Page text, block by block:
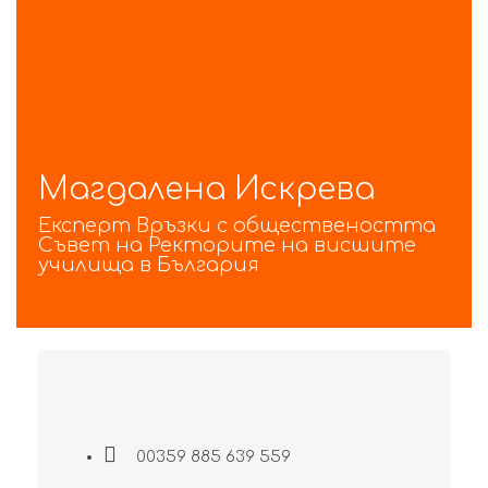
Магдалена Искрева
Експерт Връзки с обществеността
Съвет на Ректорите на висшите
училища в България
00359 885 639 559